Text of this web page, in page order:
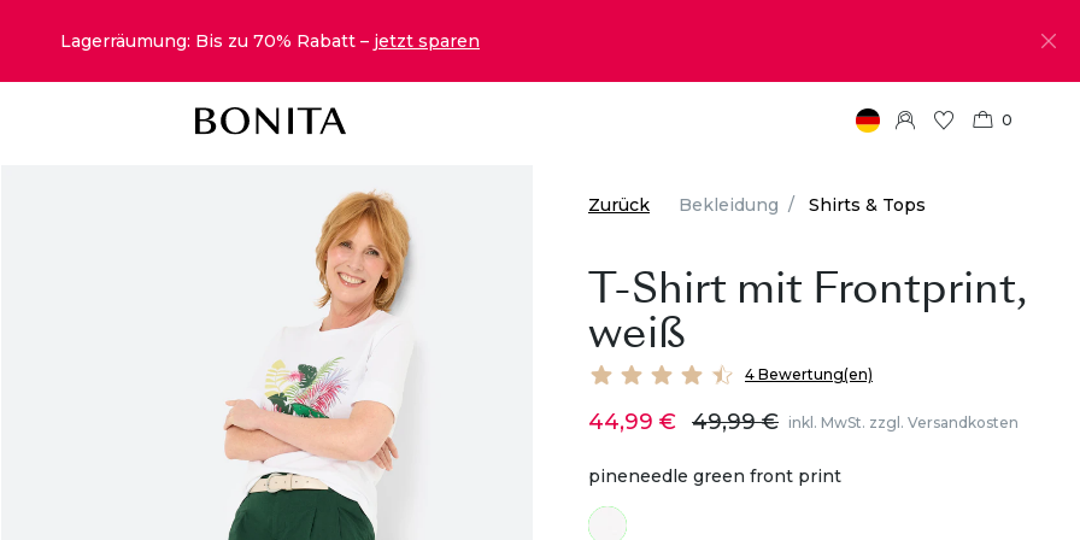
Lagerräumung: Bis zu 70% Rabatt – jetzt sparen
0
Zurück Bekleidung Shirts & Tops
T-Shirt mit Frontprint,
weiß
4 Bewertung(en)
44,99 € 49,99 € inkl. MwSt. zzgl. Versandkosten
pineneedle green front print